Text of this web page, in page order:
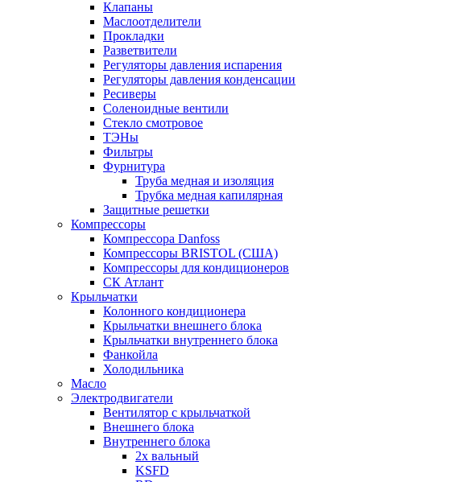
Клапаны
Маслоотделители
Прокладки
Разветвители
Регуляторы давления испарения
Регуляторы давления конденсации
Ресиверы
Соленоидные вентили
Стекло смотровое
ТЭНы
Фильтры
Фурнитура
Труба медная и изоляция
Трубка медная капилярная
Защитные решетки
Компрессоры
Компрессора Danfoss
Компрессоры BRISTOL (США)
Компрессоры для кондиционеров
СК Атлант
Крыльчатки
Колонного кондиционера
Крыльчатки внешнего блока
Крыльчатки внутреннего блока
Фанкойла
Холодильника
Масло
Электродвигатели
Вентилятор с крыльчаткой
Внешнего блока
Внутреннего блока
2х вальный
KSFD